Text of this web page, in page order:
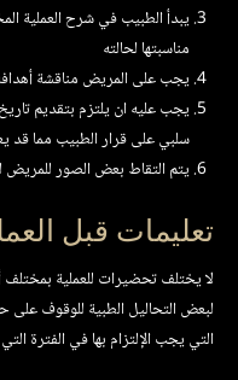
يبدأ الطبيب في شرح العملية
مناسبتها لحالته
يجب على المريض مناقشة
يجب عليه ان يلتزم بتقديم
سلبي على قرار الطبيب مما قد
يتم التقاط بعض الصور للمريض
تعليمات قبل
لا يختلف تحضيرات للعملية
لبعض التحاليل الطبية للوقوف على
التي يجب الإلتزام بها في الفترة